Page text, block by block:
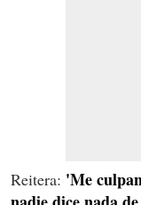
Reitera: 'Me